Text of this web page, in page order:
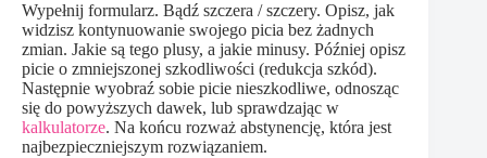
Wypełnij formularz. Bądź szczera / szczery. Opisz, jak
widzisz kontynuowanie swojego picia bez żadnych
zmian. Jakie są tego plusy, a jakie minusy. Później opisz
picie o zmniejszonej szkodliwości (redukcja szkód).
Następnie wyobraź sobie picie nieszkodliwe, odnosząc
się do powyższych dawek, lub sprawdzając w
kalkulatorze. Na końcu rozważ abstynencję, która jest
najbezpieczniejszym rozwiązaniem.